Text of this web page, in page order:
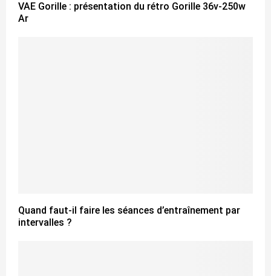
VAE Gorille : présentation du rétro Gorille 36v-250w
Ar
Quand faut-il faire les séances d’entraînement par
intervalles ?